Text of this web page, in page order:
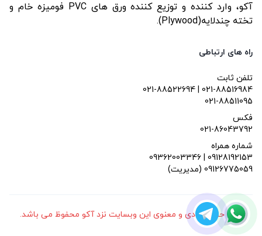
آکو، وارد کننده و توزیع کننده ورق های PVC فومیزه خام و
تخته چندلایه(Plywood).
راه های ارتباطی
تلفن ثابت
021-88522694 | 021-88516984
021-88511095
فکس
021-86043792
شماره همراه
09362003346 | 09128192153
(مدیریت) 09126775059
کلیه حقوق مادی و معنوی این وبسایت نزد آکو محفوظ می باشد.